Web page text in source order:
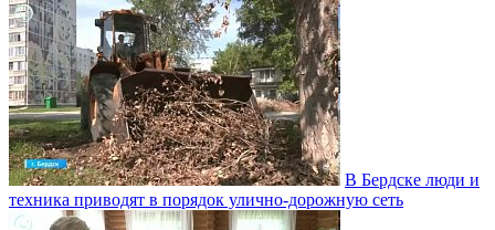
В Бердске люди и
техника приводят в порядок улично‑дорожную сеть